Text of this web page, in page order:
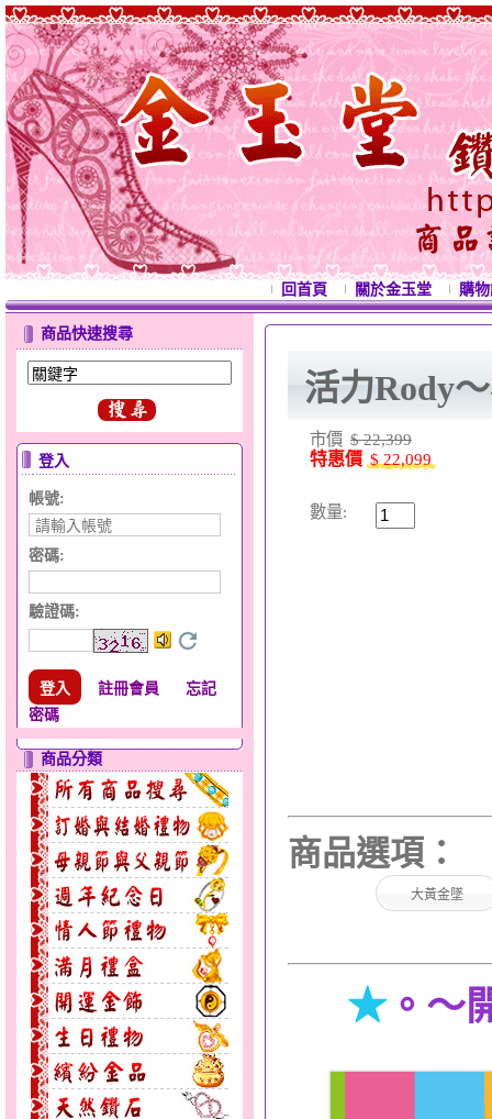
回首頁 關於金玉堂 購
商品快速搜尋
登入
帳號:
密碼:
驗證碼:
註冊會員
忘記
密碼
商品分類
活力Rody
市價 $ 22,399
特惠價 $ 22,099
數量:
商品選項：
大黃金墜
★。～